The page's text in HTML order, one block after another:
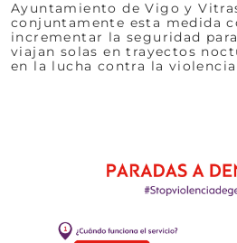
Ayuntamiento de Vigo y
conjuntamente esta medida
incrementar la seguridad
viajan solas en trayectos
en la lucha contra la violencia